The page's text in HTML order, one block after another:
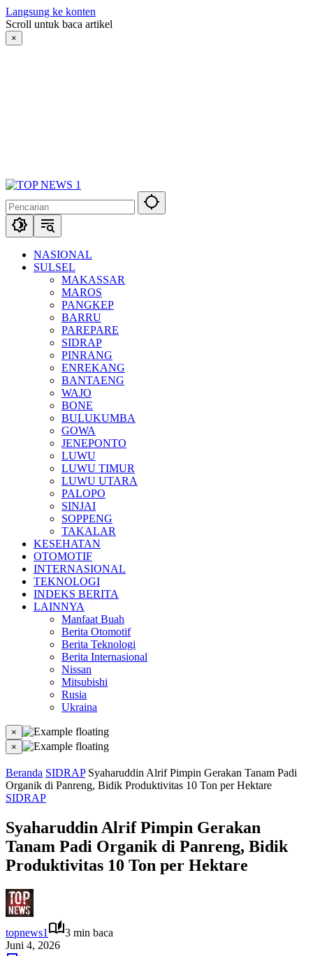
Langsung ke konten
Scroll untuk baca artikel
×
NASIONAL
SULSEL
MAKASSAR
MAROS
PANGKEP
BARRU
PAREPARE
SIDRAP
PINRANG
ENREKANG
BANTAENG
WAJO
BONE
BULUKUMBA
GOWA
JENEPONTO
LUWU
LUWU TIMUR
LUWU UTARA
PALOPO
SINJAI
SOPPENG
TAKALAR
KESEHATAN
OTOMOTIF
INTERNASIONAL
TEKNOLOGI
INDEKS BERITA
LAINNYA
Manfaat Buah
Berita Otomotif
Berita Teknologi
Berita Internasional
Nissan
Mitsubishi
Rusia
Ukraina
×
×
Beranda SIDRAP Syaharuddin Alrif Pimpin Gerakan Tanam Padi
Organik di Panreng, Bidik Produktivitas 10 Ton per Hektare
SIDRAP
Syaharuddin Alrif Pimpin Gerakan
Tanam Padi Organik di Panreng, Bidik
Produktivitas 10 Ton per Hektare
topnews1
3 min baca
Juni 4, 2026